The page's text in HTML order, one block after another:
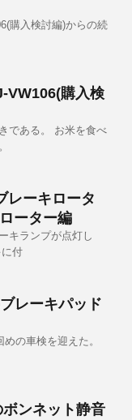
購入検討編)からの続
VW106(購入検
である。 お米を食べ
レーキロータ
ーター編
キランプが点灯し
付
レーキパッド
の車検を迎えた。
ンネット静音